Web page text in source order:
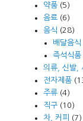
약품(5)
음료(6)
음식 (28)
배달음식
즉석식품
의류, 신발,
전자제품
주류(4)
직구(10)
차, 커피
(7)